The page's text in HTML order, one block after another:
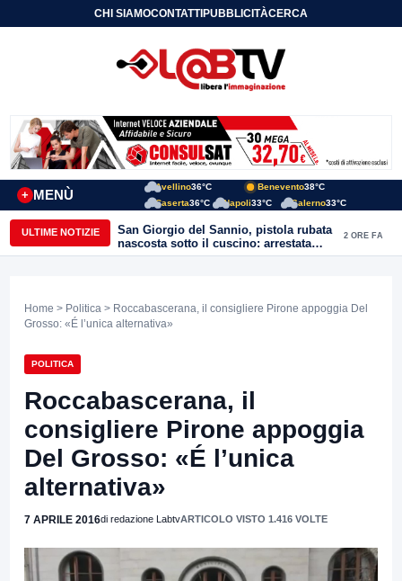
CHI SIAMOCONTATTIPUBBLICITÀCERCA
MENÙ
+
Avellino36°C Benevento38°C
Caserta36°C Napoli33°C Salerno33°C
ULTIME NOTIZIE
San Giorgio del Sannio, pistola rubata
nascosta sotto il cuscino: arrestata
51enne
2 ORE FA
Home > Politica > Roccabascerana, il consigliere Pirone appoggia Del
Grosso: «É l’unica alternativa»
POLITICA
Roccabascerana, il
consigliere Pirone appoggia
Del Grosso: «É l’unica
alternativa»
7 APRILE 2016di redazione LabtvARTICOLO VISTO 1.416 VOLTE